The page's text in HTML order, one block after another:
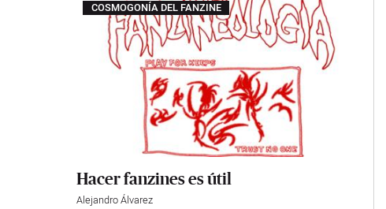
COSMOGONÍA DEL FANZINE
Hacer fanzines es útil
Alejandro Álvarez